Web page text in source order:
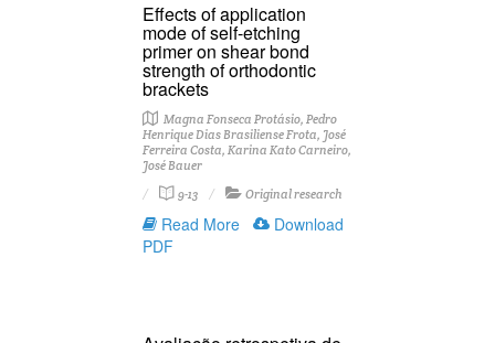
Effects of application
mode of self-etching
primer on shear bond
strength of orthodontic
brackets
Magna Fonseca Protásio, Pedro
Henrique Dias Brasiliense Frota, José
Ferreira Costa, Karina Kato Carneiro,
José Bauer
9-13
Original research
Read More
Download
PDF